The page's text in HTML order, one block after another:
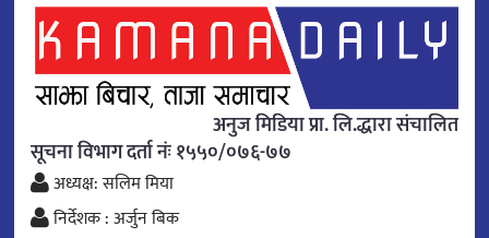
अनुज मिडिया प्रा. लि.द्धारा संचालित
सूचना विभाग दर्ता नंः १५५०/०७६-७७
अध्यक्ष: सलिम मिया
निर्देशक : अर्जुन बिक